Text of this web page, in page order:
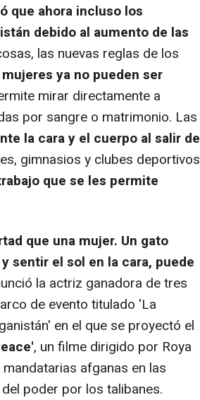
que ahora incluso los
debido al aumento de las
las nuevas reglas de los
ya no pueden ser
mirar directamente a
por sangre o matrimonio. Las
la cara y el cuerpo al salir de
gimnasios y clubes deportivos
que se les permite
que una mujer. Un gato
sentir el sol en la cara, puede
la actriz ganadora de tres
de evento titulado 'La
en el que se proyectó el
, un filme dirigido por Roya
afganas en las
poder por los talibanes.